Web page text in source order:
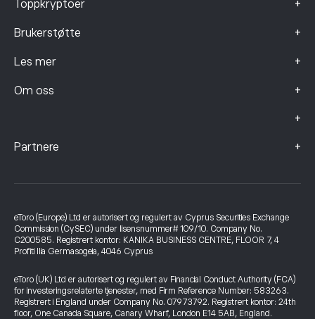
Toppkryptoer +
Brukerstøtte +
Les mer +
Om oss +
+
Partnere +
eToro (Europe) Ltd er autorisert og regulert av Cyprus Securities Exchange
Commission (CySEC) under lisensnummer# 109/10. Company No.
C200585. Registrert kontor: KANIKA BUSINESS CENTRE, FLOOR 7, 4
Profiti Ilia Germasogeia, 4046 Cyprus
eToro (UK) Ltd er autorisert og regulert av Financial Conduct Authority (FCA)
for investeringsrelaterte tjenester, med Firm Reference Number: 583263.
Registrert i England under Company No. 07973792. Registrert kontor: 24th
floor, One Canada Square, Canary Wharf, London E14 5AB, England.